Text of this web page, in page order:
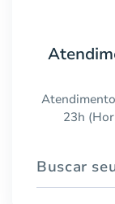
23h
Buscar